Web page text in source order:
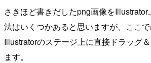
さきほど書きだしたpng画像を
法はいくつかあると思いますが、ここ
Illustratorのステージ上に直接ドラッグ
ます。